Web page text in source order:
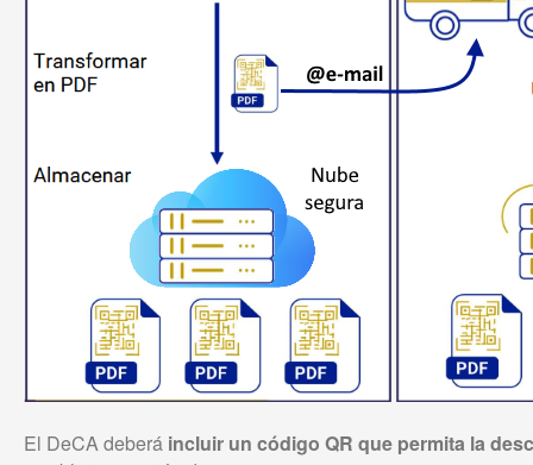
El DeCA deberá incluir un código QR que permita la